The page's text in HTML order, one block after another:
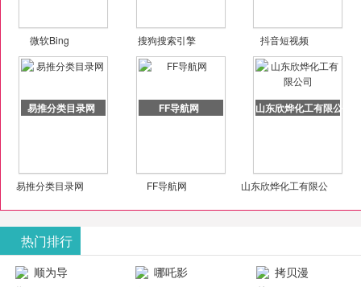
微软Bing 搜狗搜索引擎 抖音短视频
易推分类目录网
易推分类目录网
FF导航网
FF导航网
山东欣烨化工有限公司
山东欣烨化工有限公
热门排行
顺为导
哪吒影
拷贝漫